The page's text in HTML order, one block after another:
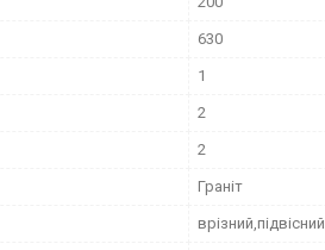
630
1
2
2
Граніт
вpізний,підвісний